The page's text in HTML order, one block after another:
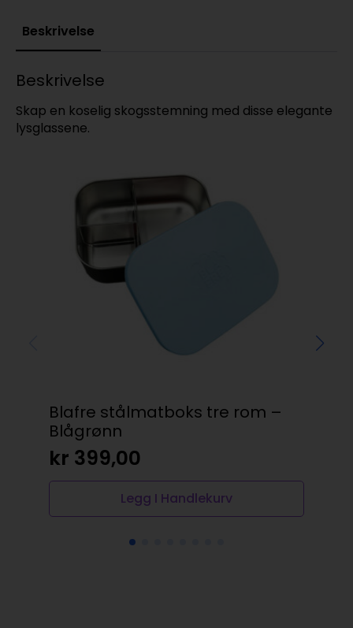
Beskrivelse
Beskrivelse
Skap en koselig skogsstemning med disse elegante
lysglassene.
Blafre stålmatboks tre rom –
Blågrønn
kr 399,00
Legg I Handlekurv